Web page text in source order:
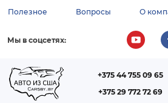
ВСПОМОГАТЕЛЬНОЕ
МЕНЮ
Полезное Вопросы О
Мы в соцсетях:
+375 44 755 09 65
+375 29 772 72 69